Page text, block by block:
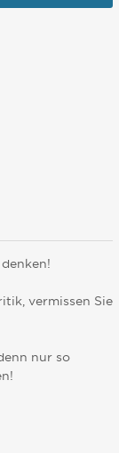
vermissen Sie
nur so